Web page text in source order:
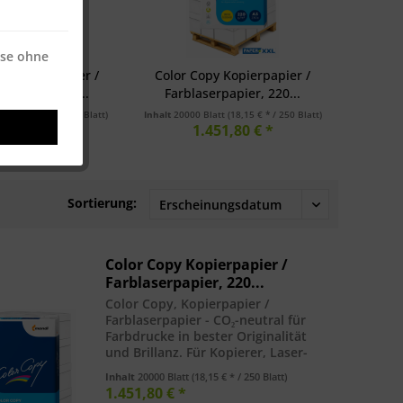
Kopierpapier /
220...
(9,28 € * / 250 Blatt)
€ *
Color Copy Kopierpapier /
Farblaserpapier, 220...
Inhalt 20000 Blatt (18,15 € * / 250 Blatt)
1.451,80 € *
Sortierung:
Color Copy Kopierpapier /
Farblaserpapier, 220...
Color Copy, Kopierpapier /
Farblaserpapier - CO₂-neutral für
Farbdrucke in bester Originalität
und Brillanz. Für Kopierer, Laser-
420mm), 220 g/m². Palette = 20.000
Inhalt 20000 Blatt (18,15 € * / 250 Blatt)
1.451,80 € *
ohne